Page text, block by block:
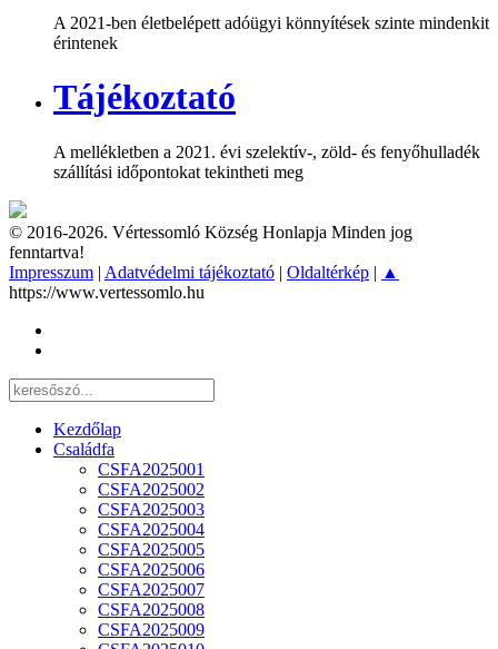
A 2021-ben életbelépett adóügyi könnyítések szinte mindenkit
érintenek
Tájékoztató
A mellékletben a 2021. évi szelektív-, zöld- és fenyőhulladék
szállítási időpontokat tekintheti meg
© 2016-2026. Vértessomló Község Honlapja Minden jog
fenntartva!
Impresszum | Adatvédelmi tájékoztató | Oldaltérkép | ▲
https://www.vertessomlo.hu
Kezdőlap
Családfa
CSFA2025001
CSFA2025002
CSFA2025003
CSFA2025004
CSFA2025005
CSFA2025006
CSFA2025007
CSFA2025008
CSFA2025009